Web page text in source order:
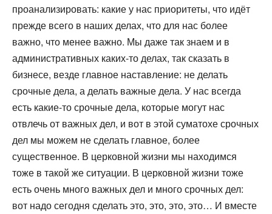
проанализировать: какие у нас приоритеты, что идёт
прежде всего в наших делах, что для нас более
важно, что менее важно. Мы даже так знаем и в
административных каких-то делах, так сказать в
бизнесе, везде главное наставление: не делать
срочные дела, а делать важные дела. У нас всегда
есть какие-то срочные дела, которые могут нас
отвлечь от важных дел, и вот в этой суматохе срочных
дел мы можем не сделать главное, более
существенное. В церковной жизни мы находимся
тоже в такой же ситуации. В церковной жизни тоже
есть очень много важных дел и много срочных дел:
вот надо сегодня сделать это, это, это, это… И вместе